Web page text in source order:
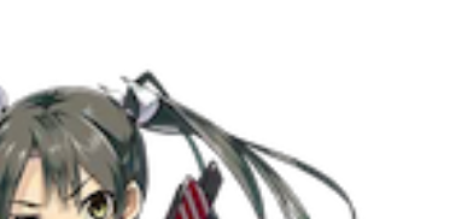
優上坂菫訪問
活動
見面會2026年11月8日舉行 活動